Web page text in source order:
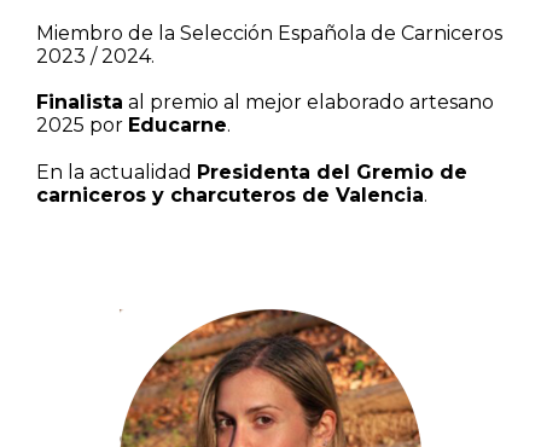
Miembro de la Selección Española de Carniceros
2023 / 2024.
Finalista al premio al mejor elaborado artesano
2025 por Educarne.
En la actualidad Presidenta del Gremio de
carniceros y charcuteros de Valencia.